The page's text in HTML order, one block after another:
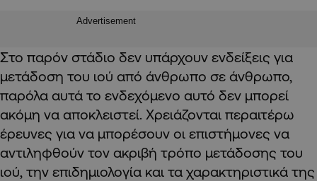
Advertisement
Στο παρόν στάδιο δεν υπάρχουν ενδείξεις για
μετάδοση του ιού από άνθρωπο σε άνθρωπο,
παρόλα αυτά το ενδεχόμενο αυτό δεν μπορεί
ακόμη να αποκλειστεί. Χρειάζονται περαιτέρω
έρευνες για να μπορέσουν οι επιστήμονες να
αντιληφθούν τον ακριβή τρόπο μετάδοσης του
ιού, την επιδημιολογία και τα χαρακτηριστικά της